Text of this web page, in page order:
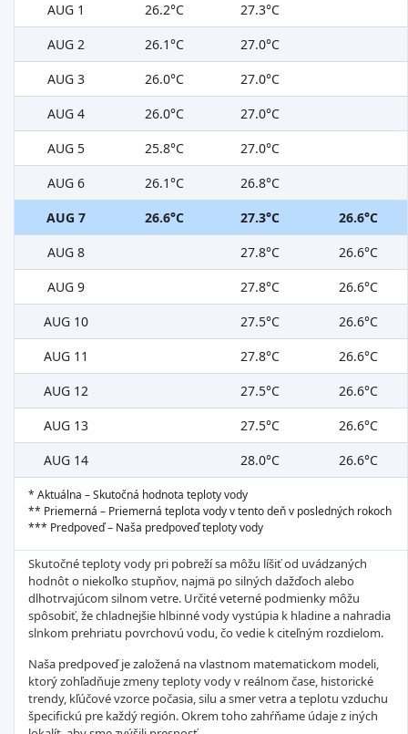
AUG 1
26.2°C
27.3°C
AUG 2
26.1°C
27.0°C
AUG 3
26.0°C
27.0°C
AUG 4
26.0°C
27.0°C
AUG 5
25.8°C
27.0°C
AUG 6
26.1°C
26.8°C
AUG 7
26.6°C 27.3°C
26.6°C
AUG 8
27.8°C
26.6°C
AUG 9
27.8°C
26.6°C
AUG 10
27.5°C
26.6°C
AUG 11
27.8°C
26.6°C
AUG 12
27.5°C
26.6°C
AUG 13
27.5°C
26.6°C
AUG 14
28.0°C 26.6°C
* Aktuálna – Skutočná hodnota teploty vody
** Priemerná – Priemerná teplota vody v tento deň v posledných rokoch
*** Predpoveď – Naša predpoveď teploty vody
Skutočné teploty vody pri pobreží sa môžu líšiť od uvádzaných
hodnôt o niekoľko stupňov, najmä po silných dažďoch alebo
dlhotrvajúcom silnom vetre. Určité veterné podmienky môžu
spôsobiť, že chladnejšie hlbinné vody vystúpia k hladine a nahradia
slnkom prehriatu povrchovú vodu, čo vedie k citeľným rozdielom.
Naša predpoveď je založená na vlastnom matematickom modeli,
ktorý zohľadňuje zmeny teploty vody v reálnom čase, historické
trendy, kľúčové vzorce počasia, silu a smer vetra a teplotu vzduchu
špecifickú pre každý región. Okrem toho zahŕňame údaje z iných